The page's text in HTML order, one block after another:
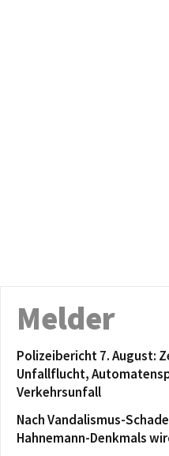
Melder
Polizeibericht 7. August:
Unfallflucht,
Verkehrsunfall
Nach Vandalismus-
Hahnemann-Denkmals